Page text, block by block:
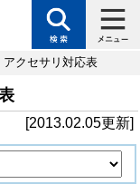
クセサリ対応表
[2013.02.05更新]